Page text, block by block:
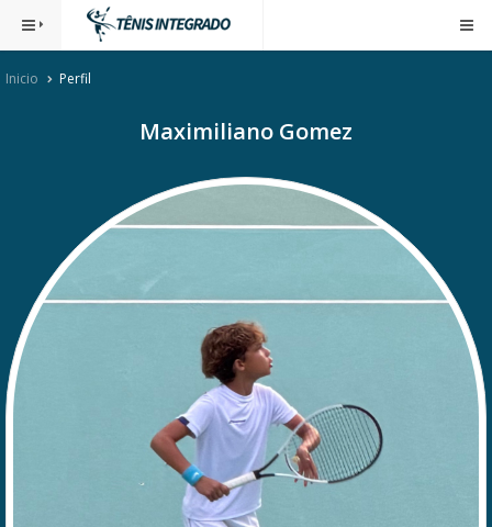
Inicio Perfil
Maximiliano Gomez